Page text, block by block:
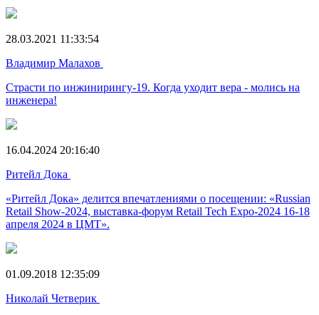
28.03.2021 11:33:54
Владимир Малахов
Страсти по инжинирингу-19. Когда уходит вера - молись на
инженера!
16.04.2024 20:16:40
Ритейл Дока
«Ритейл Дока» делится впечатлениями о посещении: «Russian
Retail Show-2024, выставка-форум Retail Tech Expo-2024 16-18
апреля 2024 в ЦМТ».
01.09.2018 12:35:09
Николай Четверик